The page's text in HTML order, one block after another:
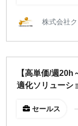
株式会社
【高単価/週
適化ソリューシ
セールス